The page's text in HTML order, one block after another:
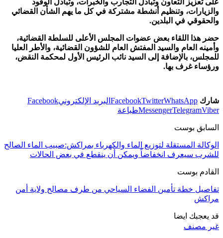
والزيارات، وتنظيم أنشطة مشتركة في كل ما يهم الشأن القضائي
والحقوقي في البلدين.
حضر هذا اللقاء بعض عضوات المجلس الأعلى للسلطة القضائية،
وأمينه العام والسيد المفتش العام للشؤون القضائية، والأطر العليا
للمجلس، بالإضافة إلى السيد نائب الرئيس الأول لمحكمة النقض،
ورؤساء غرف بها.
شارك FacebookTwitterWhatsApp البريد الإلكترونيFacebook
MessengerTelegramViber طباعة
السابق بوست
الوكالة المستقلة لتوزيع الماء والكهرباء بمراكش:صبيب الماء الصالح
للشرب سيعرف انخفاضاً ويمكن أن ينقطع في بعض الحالات
القادم بوست
تفاصيل خطة تأمين الفضاء السياحي من طرف مصالح ولاية أمن
مراكش
قد يعجبك ايضا
غير مصنف